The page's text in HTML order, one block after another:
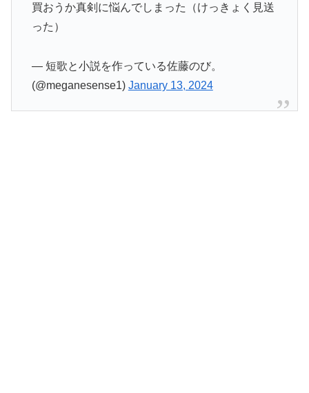
買おうか真剣に悩んでしまった（けっきょく見送
った）
— 短歌と小説を作っている佐藤のび。
(@meganesense1) January 13, 2024